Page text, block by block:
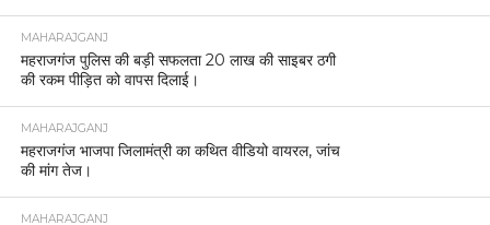
MAHARAJGANJ
महराजगंज पुलिस की बड़ी सफलता 20 लाख की साइबर ठगी
की रकम पीड़ित को वापस दिलाई।
MAHARAJGANJ
महराजगंज भाजपा जिलामंत्री का कथित वीडियो वायरल, जांच
की मांग तेज।
MAHARAJGANJ